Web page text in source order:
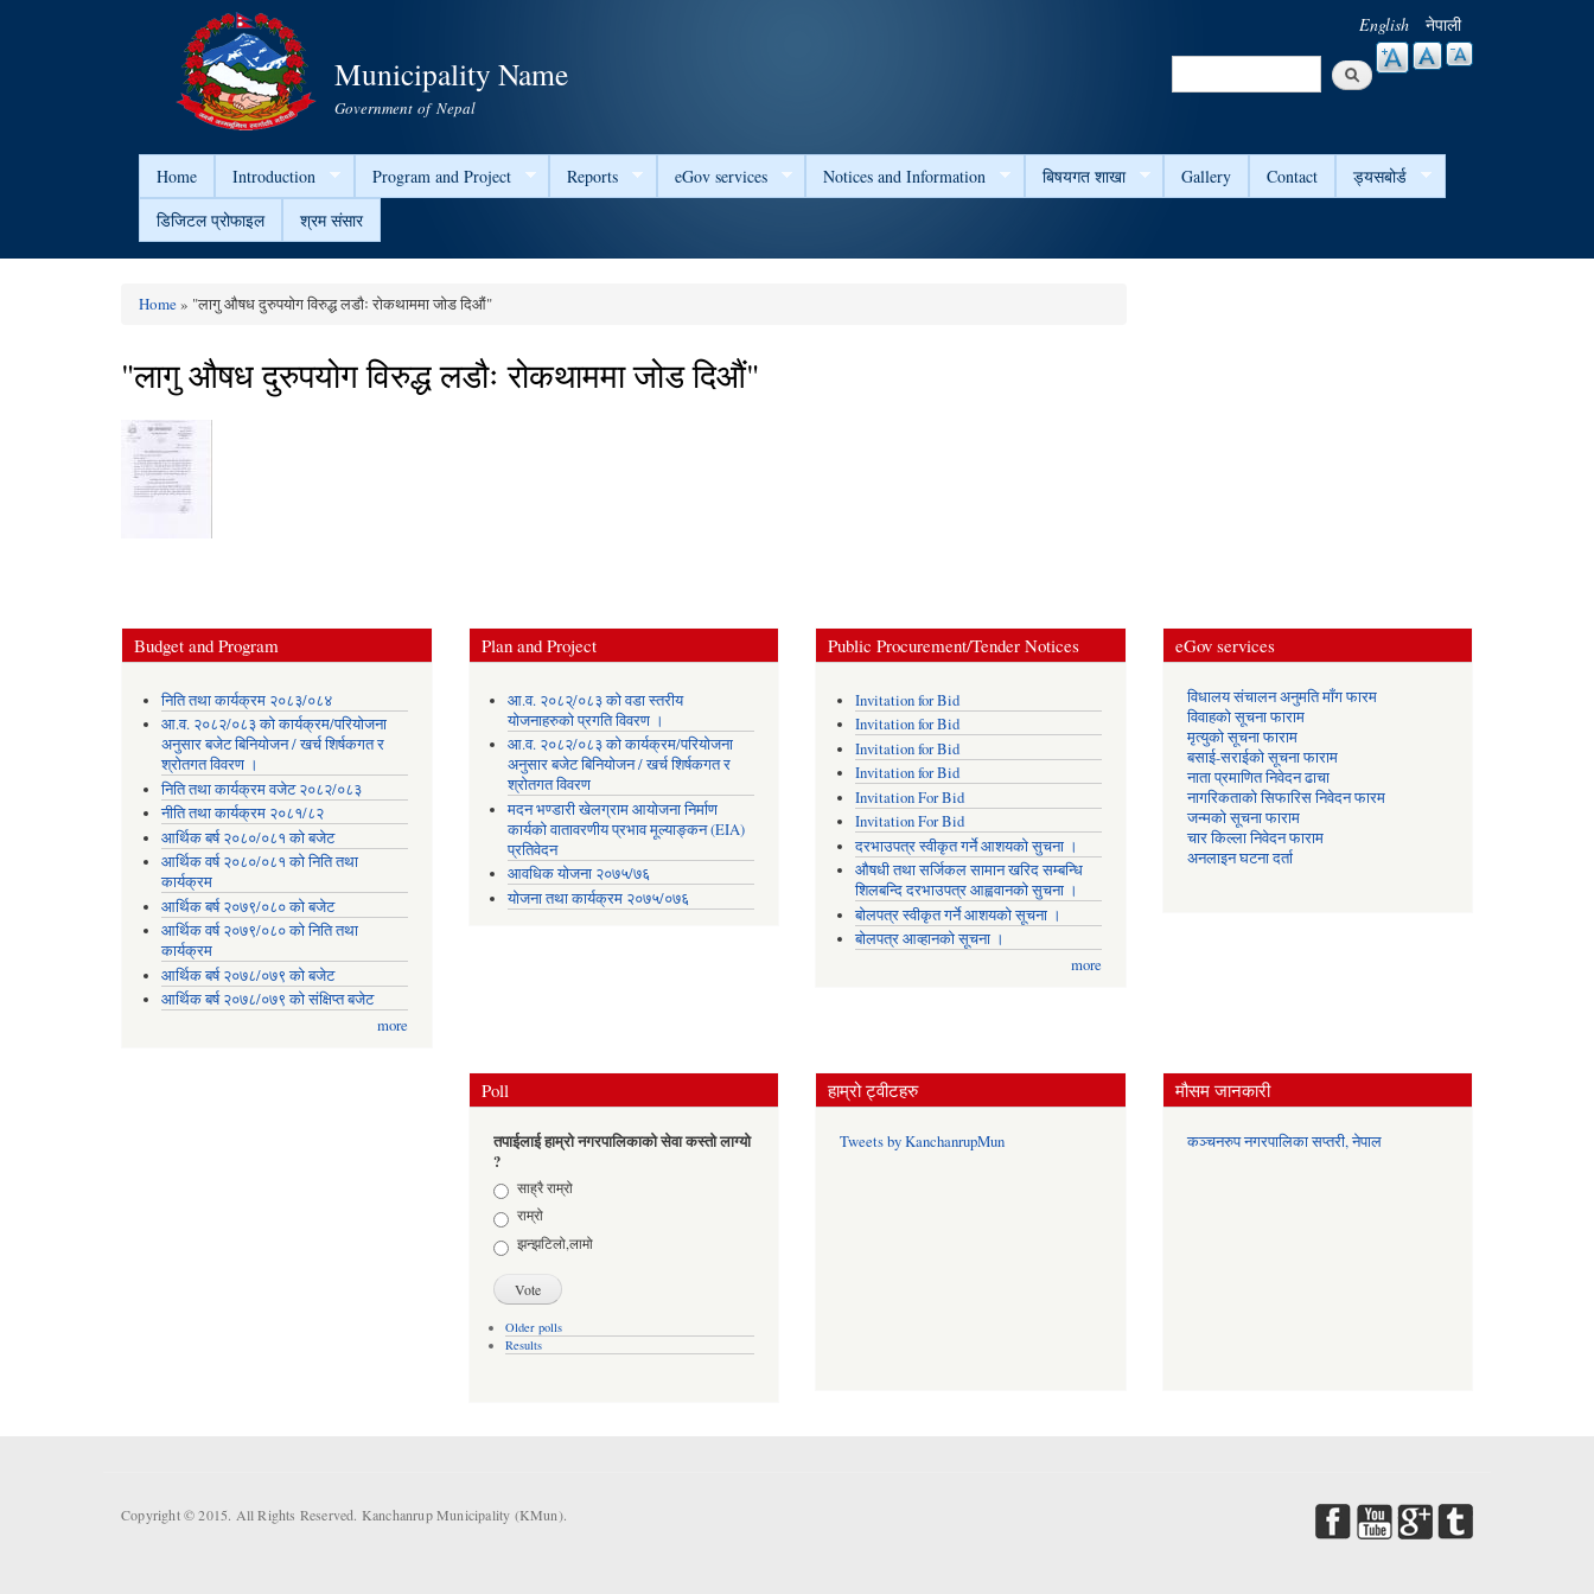
Municipality Name
Government of Nepal
English नेपाली
Search
Home Introduction Program and Project Reports eGov services Notices and Information बिषयगत शाखा Gallery Contact
ड्यसबोर्ड
डिजिटल प्रोफाइल
श्रम संसार
You are here
Home» "लागु औषध दुरुपयोग विरुद्ध लडौः रोकथाममा जोड दिऔं"
"लागु औषध दुरुपयोग विरुद्ध लडौः रोकथाममा जोड दिऔं"
Budget and Program
निति तथा कार्यक्रम २०८३/०८४
आ.व. २०८२/०८३ को कार्यक्रम/परियोजना
अनुसार बजेट बिनियोजन / खर्च शिर्षकगत र
श्रोतगत विवरण ।
निति तथा कार्यक्रम वजेट २०८२/०८३
नीति तथा कार्यक्रम २०८१/८२
आर्थिक बर्ष २०८०/०८१ को बजेट
आर्थिक वर्ष २०८०/०८१ को निति तथा
कार्यक्रम
आर्थिक बर्ष २०७९/०८० को बजेट
आर्थिक वर्ष २०७९/०८० को निति तथा
कार्यक्रम
आर्थिक बर्ष २०७८/०७९ को बजेट
आर्थिक बर्ष २०७८/०७९ को संक्षिप्त बजेट
more
Plan and Project
आ.व. २०८२्/०८३ को वडा स्तरीय
योजनाहरुको प्रगति विवरण ।
आ.व. २०८२/०८३ को कार्यक्रम/परियोजना
अनुसार बजेट बिनियोजन / खर्च शिर्षकगत र
श्रोतगत विवरण
मदन भण्डारी खेलग्राम आयोजना निर्माण
कार्यको वातावरणीय प्रभाव मूल्याङ्कन (EIA)
प्रतिवेदन
आवधिक योजना २०७५/७६
योजना तथा कार्यक्रम २०७५/०७६
Public Procurement/Tender Notices
Invitation for Bid
Invitation for Bid
Invitation for Bid
Invitation for Bid
Invitation For Bid
Invitation For Bid
दरभाउपत्र स्वीकृत गर्ने आशयको सुचना ।
औषधी तथा सर्जिकल सामान खरिद सम्बन्धि
शिलबन्दि दरभाउपत्र आह्ववानको सुचना ।
बोलपत्र स्वीकृत गर्ने आशयको सूचना ।
बोलपत्र आव्हानको सूचना ।
more
eGov services
विधालय संचालन अनुमति माँग फारम
विवाहको सूचना फाराम
मृत्युको सूचना फाराम
बसाई-सराईको सूचना फाराम
नाता प्रमाणित निवेदन ढाचा
नागरिकताको सिफारिस निवेदन फारम
जन्मको सूचना फाराम
चार किल्ला निवेदन फाराम
अनलाइन घटना दर्ता
Poll
तपाईलाई हाम्रो नगरपालिकाको सेवा कस्तो लाग्यो
?
Choicesसाह्रै राम्रो
राम्रो
झन्झटिलो,लामो
Older polls
Results
हाम्रो ट्वीटहरु
Tweets by KanchanrupMun
मौसम जानकारी
कञ्चनरुप नगरपालिका सप्तरी, नेपाल
Copyright © 2015. All Rights Reserved. Kanchanrup Municipality (KMun).